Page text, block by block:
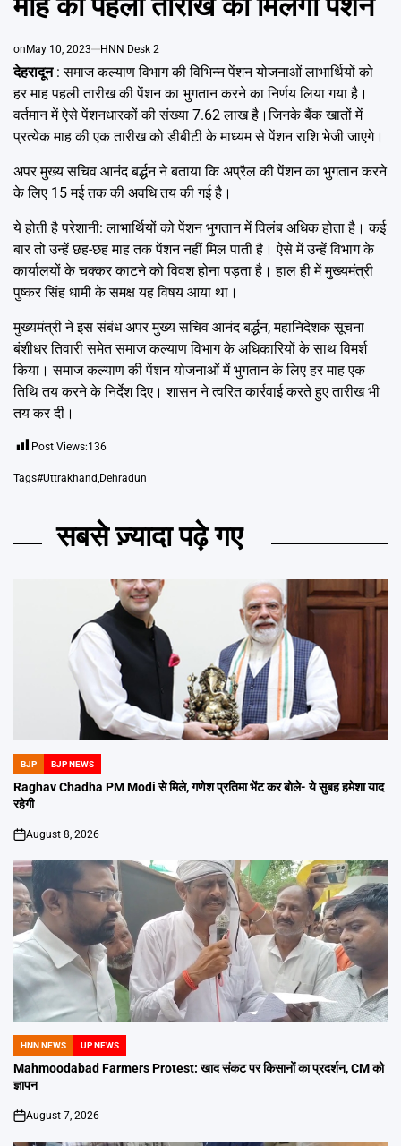
onMay 10, 2023 HNN Desk 2
देहरादून: समाज कल्याण विभाग की विभिन्न पेंशन योजनाओं लाभार्थियों को
हर माह पहली तारीख की पेंशन का भुगतान करने का निर्णय लिया गया है।
वर्तमान में ऐसे पेंशनधारकों की संख्या 7.62 लाख है।जिनके बैंक खातों में
प्रत्येक माह की एक तारीख को डीबीटी के माध्यम से पेंशन राशि भेजी जाएगे।
अपर मुख्य सचिव आनंद बर्द्धन ने बताया कि अप्रैल की पेंशन का भुगतान करने
के लिए 15 मई तक की अवधि तय की गई है।
ये होती है परेशानी: लाभार्थियों को पेंशन भुगतान में विलंब अधिक होता है। कई
बार तो उन्हें छह-छह माह तक पेंशन नहीं मिल पाती है। ऐसे में उन्हें विभाग के
कार्यालयों के चक्कर काटने को विवश होना पड़ता है। हाल ही में मुख्यमंत्री
पुष्कर सिंह धामी के समक्ष यह विषय आया था।
मुख्यमंत्री ने इस संबंध अपर मुख्य सचिव आनंद बर्द्धन, महानिदेशक सूचना
बंशीधर तिवारी समेत समाज कल्याण विभाग के अधिकारियों के साथ विमर्श
किया। समाज कल्याण की पेंशन योजनाओं में भुगतान के लिए हर माह एक
तिथि तय करने के निर्देश दिए। शासन ने त्वरित कार्रवाई करते हुए तारीख भी
तय कर दी।
Post Views:136
Tags#Uttrakhand Dehradun
सबसे ज़्यादा पढ़े गए
POSTED
IN
BJP BJP NEWS
Raghav Chadha PM Modi से मिले, गणेश प्रतिमा भेंट कर बोले- ये सुबह हमेशा याद
रहेगी
on
August 8, 2026
POSTED
IN
HNN NEWS UP NEWS
Mahmoodabad Farmers Protest: खाद संकट पर किसानों का प्रदर्शन, CM को
ज्ञापन
on
August 7, 2026